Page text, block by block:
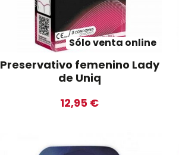
Sólo venta online
Preservativo femenino Lady
de Uniq
12,95 €